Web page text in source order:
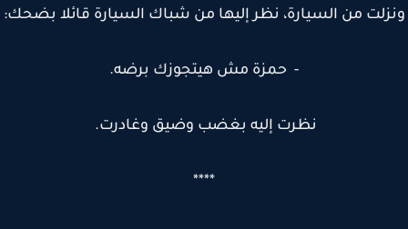
من السيارة، نظر إليها من شباك السيارة قائلا بضحك:
- حمزة مش هيتجوزك برضه.
نظرت إليه بغضب وضيق وغادرت.
****